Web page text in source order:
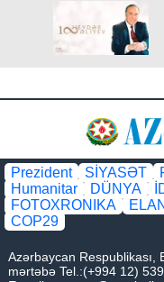
Prezident SİYASƏT
Humanitar
DÜNYA
FOTOXRONIKA
COP29
Azərbaycan Respublikası,
mərtəbə Tel.:(+994 12)